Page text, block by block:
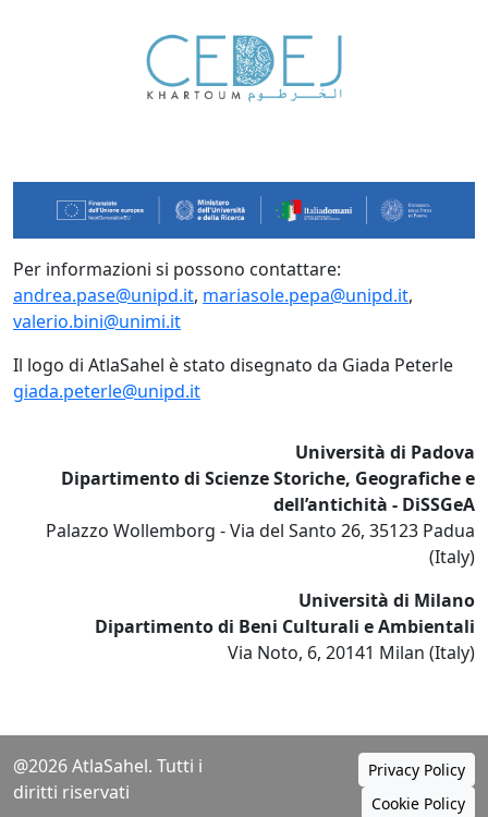
Per informazioni si possono contattare:
andrea.pase@unipd.it, mariasole.pepa@unipd.it,
valerio.bini@unimi.it
Il logo di AtlaSahel è stato disegnato da Giada Peterle
giada.peterle@unipd.it
Università di Padova
Dipartimento di Scienze Storiche, Geografiche e
dell’antichità - DiSSGeA
Palazzo Wollemborg - Via del Santo 26, 35123 Padua
(Italy)
Università di Milano
Dipartimento di Beni Culturali e Ambientali
Via Noto, 6, 20141 Milan (Italy)
@2026 AtlaSahel. Tutti i
diritti riservati
Privacy Policy
Cookie Policy